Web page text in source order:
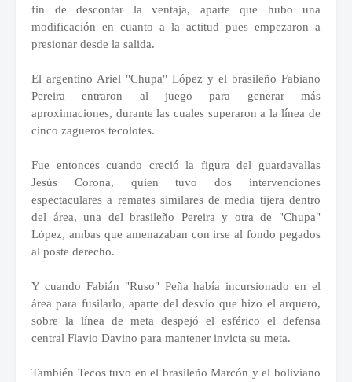
fin de descontar la ventaja, aparte que hubo una
modificación en cuanto a la actitud pues empezaron a
presionar desde la salida.
El argentino Ariel "Chupa" López y el brasileño Fabiano
Pereira entraron al juego para generar más
aproximaciones, durante las cuales superaron a la línea de
cinco zagueros tecolotes.
Fue entonces cuando creció la figura del guardavallas
Jesús Corona, quien tuvo dos intervenciones
espectaculares a remates similares de media tijera dentro
del área, una del brasileño Pereira y otra de "Chupa"
López, ambas que amenazaban con irse al fondo pegados
al poste derecho.
Y cuando Fabián "Ruso" Peña había incursionado en el
área para fusilarlo, aparte del desvío que hizo el arquero,
sobre la línea de meta despejó el esférico el defensa
central Flavio Davino para mantener invicta su meta.
También Tecos tuvo en el brasileño Marcón y el boliviano